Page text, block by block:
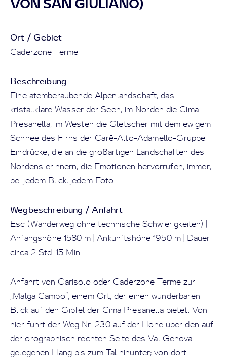
Ort / Gebiet
Caderzone Terme
Beschreibung
Eine atemberaubende Alpenlandschaft, das
kristallklare Wasser der Seen, im Norden die Cima
Presanella, im Westen die Gletscher mit dem ewigem
Schnee des Firns der Caré-Alto-Adamello-Gruppe.
Eindrücke, die an die großartigen Landschaften des
Nordens erinnern, die Emotionen hervorrufen, immer,
bei jedem Blick, jedem Foto.
Wegbeschreibung / Anfahrt
Esc (Wanderweg ohne technische Schwierigkeiten) |
Anfangshöhe 1580 m | Ankunftshöhe 1950 m | Dauer
circa 2 Std. 15 Min.
Anfahrt von Carisolo oder Caderzone Terme zur
„Malga Campo“, einem Ort, der einen wunderbaren
Blick auf den Gipfel der Cima Presanella bietet. Von
hier führt der Weg Nr. 230 auf der Höhe über den auf
der orographisch rechten Seite des Val Genova
gelegenen Hang bis zum Tal hinunter; von dort